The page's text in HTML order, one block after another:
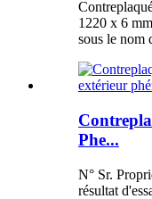
1220 x 6
sous le nom
Phe...
N° Sr.
résultat